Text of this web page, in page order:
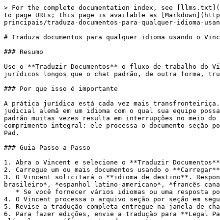
> For the complete documentation index, see
to page URLs; this page is available as
principais/traduza-documentos-para-qualquer-idioma-
# Traduza documentos para qualquer idioma usando o
### Resumo
Use o **Traduzir Documentos** o fluxo de trabalho do
jurídicos longos que o chat padrão, de outra forma,
### Por que isso é importante
A prática jurídica está cada vez mais transfronteiriça.
judicial alemã em um idioma com o qual sua equipe
padrão muitas vezes resulta em interrupções no meio
comprimento integral: ele processa o documento seção
Pad.
### Guia Passo a Passo
1. Abra o Vincent e selecione o **Traduzir
2. Carregue um ou mais documentos usando o
3. O Vincent solicitará o **idioma de destino**.
brasileiro*, *espanhol latino-americano*, *francês
4. O Vincent processa o arquivo seção por seção em
5. Revise a tradução completa entregue na janela de
6. Para fazer edições, envie a tradução para **Legal